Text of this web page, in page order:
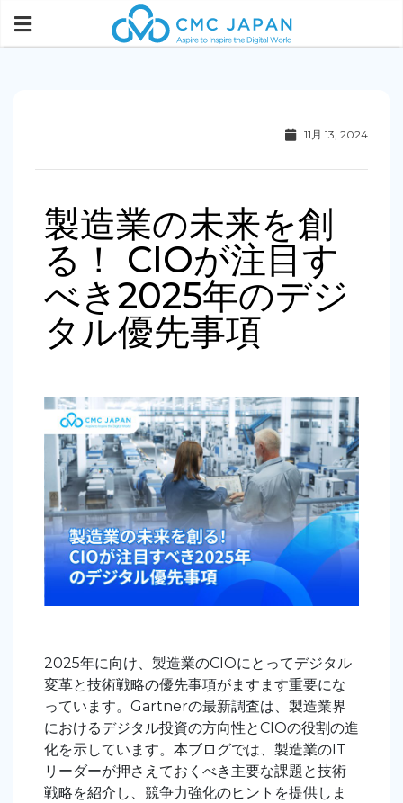
11月 13, 2024
製造業の未来を創
る！ CIOが注目す
べき2025年のデジ
タル優先事項
2025年に向け、製造業のCIOにとってデジタル
変革と技術戦略の優先事項がますます重要にな
っています。Gartnerの最新調査は、製造業界
におけるデジタル投資の方向性とCIOの役割の進
化を示しています。本ブログでは、製造業のIT
リーダーが押さえておくべき主要な課題と技術
戦略を紹介し、競争力強化のヒントを提供しま